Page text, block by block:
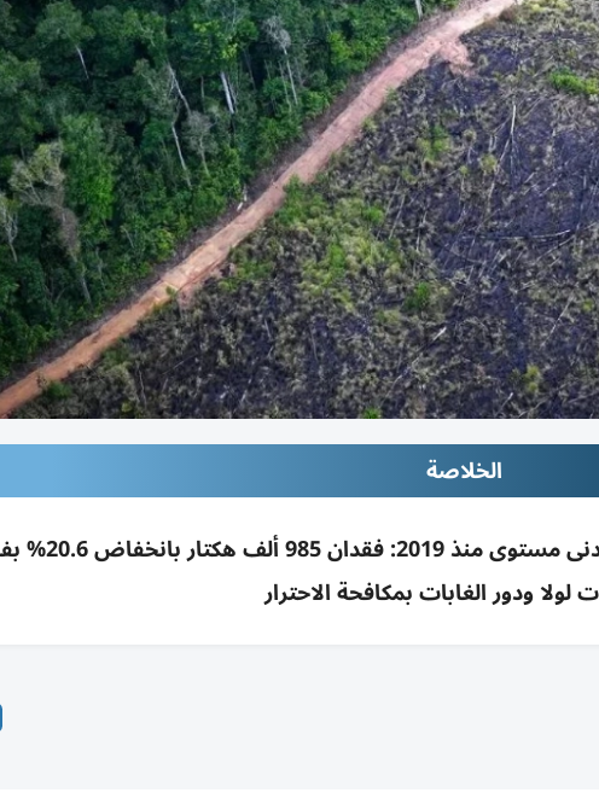
الخلاصة
تراجعت إزالة غابات الأمازون بالبرازيل
ودور الغابات بمكافحة الاحترار